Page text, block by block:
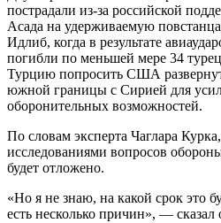
пострадали из-за российской
Асада на удерживаемую
Идлиб, когда в результате
погибли по меньшей мере 34
Турцию попросить США
южной границы с Сирией для
оборонительных возможностей.
По словам эксперта Чаглара
исследованиями вопросов
будет отложено.
«Но я не знаю, на какой срок это
есть несколько причин», — сказал